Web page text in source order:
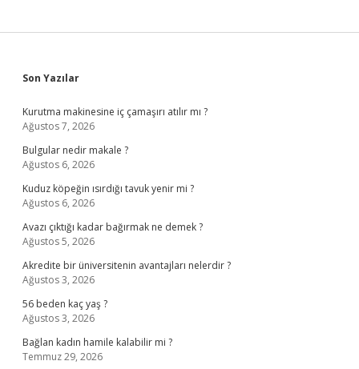
Sidebar
Son Yazılar
Kurutma makinesine iç çamaşırı atılır mı ?
Ağustos 7, 2026
Bulgular nedir makale ?
Ağustos 6, 2026
Kuduz köpeğin ısırdığı tavuk yenir mi ?
Ağustos 6, 2026
Avazı çıktığı kadar bağırmak ne demek ?
Ağustos 5, 2026
Akredite bir üniversitenin avantajları nelerdir ?
Ağustos 3, 2026
56 beden kaç yaş ?
Ağustos 3, 2026
Bağlan kadın hamile kalabilir mi ?
Temmuz 29, 2026